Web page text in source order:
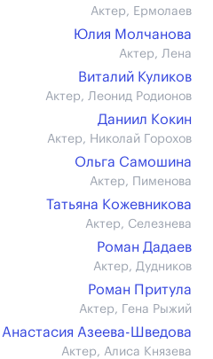
Актер, Ермолаев
Юлия Молчанова
Актер, Лена
Виталий Куликов
Актер, Леонид Родионов
Даниил Кокин
Актер, Николай Горохов
Ольга Самошина
Актер, Пименова
Татьяна Кожевникова
Актер, Селезнева
Роман Дадаев
Актер, Дудников
Роман Притула
Актер, Гена Рыжий
Анастасия Азеева-Шведова
Актер, Алиса Князева